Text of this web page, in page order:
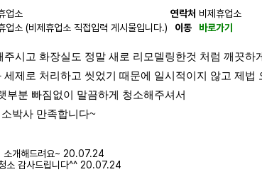
업소 연락처 비제휴업소
업소 (비제휴업소 직접입력 게시물입니다.) 이동
바로가기
주시고 화장실도 정말 새로 리모델링한것 처럼 깨끗하
세제로 처리하고 씻었기 때문에 일시적이지 않고 제법
부분 빠짐없이 말끔하게 청소해주셔서
박사 만족합니다~
소개해드려요~ 20.07.24
소 감사드립니다^^ 20.07.24